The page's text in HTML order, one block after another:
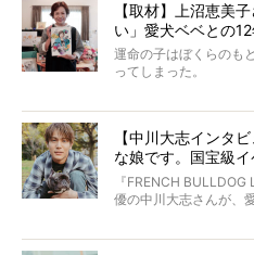
ところが、フレンチ
症し、なんと4年7ヶ月
きの年齢は13歳と11ヶ
た。さらには、治療後
いいます。
この事実はフレンチ
太郎のオーナーであ
アについて詳しくお話
【取材】上沼恵美
い」愛犬ベベとの
運命の子はぼくらのも
ってしまった。
り添いたいと思う。
その悲しみをいますぐ
いて、泣いたり笑った
こんな子だった、こん
ていたと。
ぼくらは上沼恵美子
と思った。
【中川大志インタ
な娘です。国宝級
ッグと一緒に登場
『FRENCH
優の中川大志さんが、
マちゃん（2歳の女の